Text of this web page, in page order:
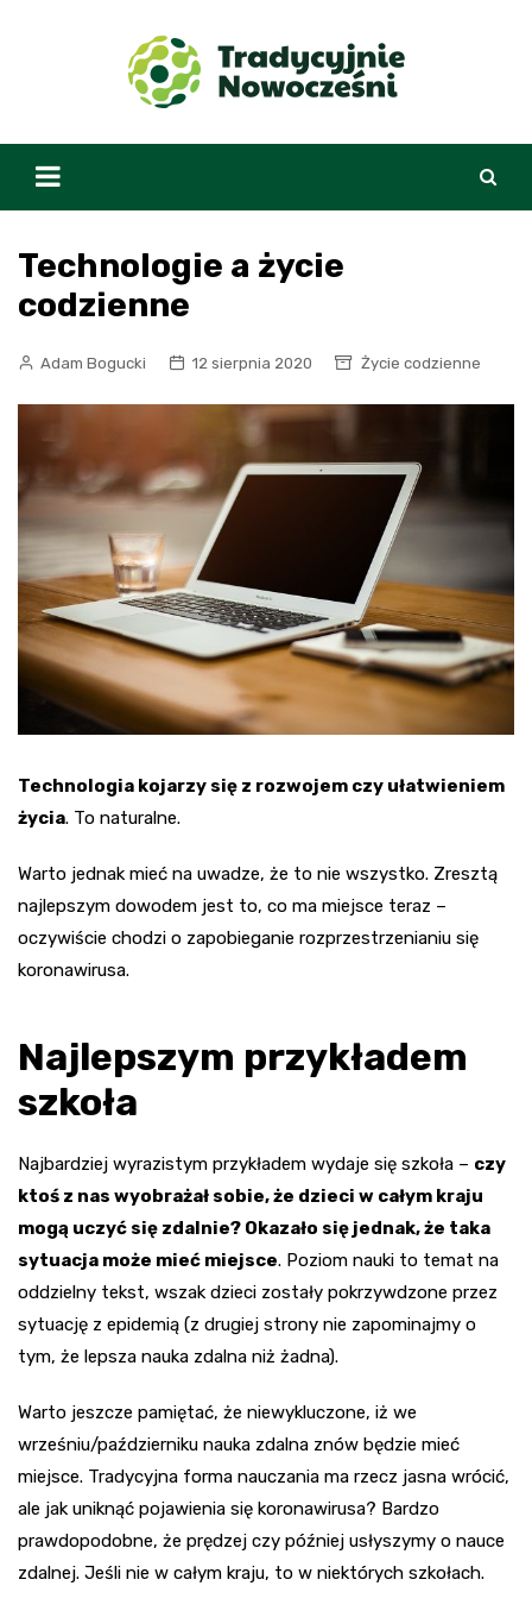
Technologie a życie
codzienne
Adam Bogucki 12 sierpnia 2020 Życie codzienne
Technologia kojarzy się z rozwojem czy ułatwieniem
życia. To naturalne.
Warto jednak mieć na uwadze, że to nie wszystko. Zresztą
najlepszym dowodem jest to, co ma miejsce teraz –
oczywiście chodzi o zapobieganie rozprzestrzenianiu się
koronawirusa.
Najlepszym przykładem
szkoła
Najbardziej wyrazistym przykładem wydaje się szkoła – czy
ktoś z nas wyobrażał sobie, że dzieci w całym kraju
mogą uczyć się zdalnie? Okazało się jednak, że taka
sytuacja może mieć miejsce. Poziom nauki to temat na
oddzielny tekst, wszak dzieci zostały pokrzywdzone przez
sytuację z epidemią (z drugiej strony nie zapominajmy o
tym, że lepsza nauka zdalna niż żadna).
Warto jeszcze pamiętać, że niewykluczone, iż we
wrześniu/październiku nauka zdalna znów będzie mieć
miejsce. Tradycyjna forma nauczania ma rzecz jasna wrócić,
ale jak uniknąć pojawienia się koronawirusa? Bardzo
prawdopodobne, że prędzej czy później usłyszymy o nauce
zdalnej. Jeśli nie w całym kraju, to w niektórych szkołach.